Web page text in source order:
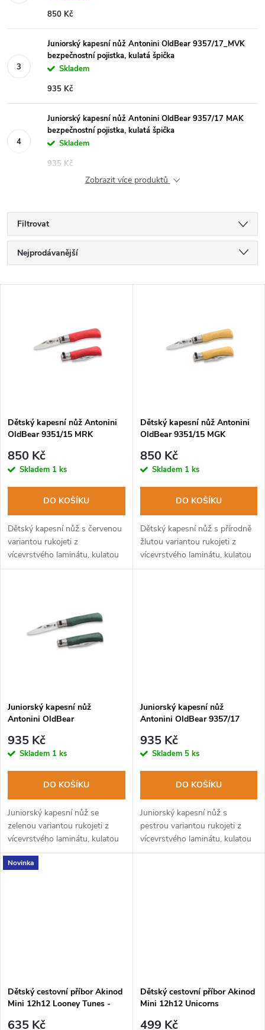
850 Kč
Juniorský kapesní nůž Antonini OldBear 9357/17_MVK
bezpečnostní pojistka, kulatá špička
Skladem
935 Kč
Juniorský kapesní nůž Antonini OldBear 9357/17 MAK
bezpečnostní pojistka, kulatá špička
Skladem
935 Kč
Zobrazit více produktů
Filtrovat
Ř
a
p
r
o
d
u
Nejprodávanější
s
p
r
d
u
Dětský kapesní nůž Antonini
OldBear 9351/15 MRK
špička
850 Kč
Skladem 1 ks
DO KOŠÍKU
Dětský kapesní nůž s červenou
variantou rukojeti z
vícevrstvého laminátu, kulatou
špičkou a ztupeným ostřím.
Dětský kapesní nůž Antonini
OldBear 9351/15 MGK
špička
850 Kč
Skladem 1 ks
DO KOŠÍKU
Dětský kapesní nůž s přírodně
žlutou variantou rukojeti z
vícevrstvého laminátu, kulatou
špičkou a ztupeným ostřím.
Juniorský kapesní nůž
Antonini OldBear
pojistka, kulatá špička
935 Kč
Skladem 1 ks
DO KOŠÍKU
Juniorský kapesní nůž se
zelenou variantou rukojeti z
vícevrstvého laminátu, kulatou
špičkou a nabroušeným ostřím.
Juniorský kapesní nůž
Antonini OldBear 9357/17
kulatá špička
935 Kč
Skladem 5 ks
DO KOŠÍKU
Juniorský kapesní nůž s
pestrou variantou rukojeti z
vícevrstvého laminátu, kulatou
špičkou a nabroušeným ostřím.
Novinka
Dětský cestovní příbor Akinod
Mini 12h12 Looney Tunes -
635 Kč
Dětský cestovní příbor Akinod
Mini 12h12 Unicorns
499 Kč